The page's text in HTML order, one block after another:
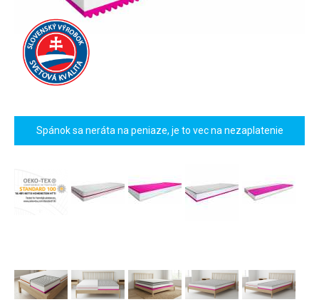
Spánok sa neráta na peniaze, je to vec na nezaplatenie